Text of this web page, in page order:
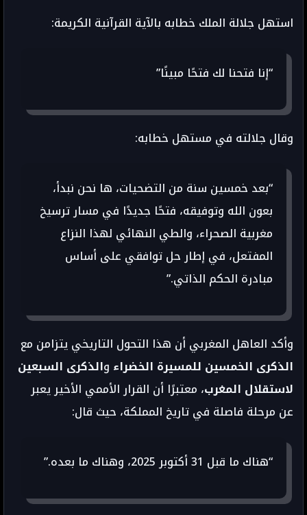
استهل جلالة الملك خطابه بالآية القرآنية الكريمة:
“إنا فتحنا لك فتحًا مبينًا”
وقال جلالته في مستهل خطابه:
“بعد خمسين سنة من التضحيات، ها نحن نبدأ،
بعون الله وتوفيقه، فتحًا جديدًا في مسار ترسيخ
مغربية الصحراء، والطي النهائي لهذا النزاع
المفتعل، في إطار حل توافقي على أساس
مبادرة الحكم الذاتي.”
وأكد العاهل المغربي أن هذا التحول التاريخي يتزامن مع
الذكرى الخمسين للمسيرة الخضراء والذكرى السبعين
لاستقلال المغرب، معتبرًا أن القرار الأممي الأخير يعبر
عن مرحلة فاصلة في تاريخ المملكة، حيث قال:
“هناك ما قبل 31 أكتوبر 2025، وهناك ما بعده.”